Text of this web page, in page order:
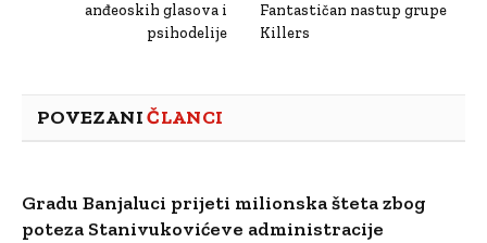
anđeoskih glasova i
psihodelije
Fantastičan nastup grupe
Killers
POVEZANIČLANCI
Gradu Banjaluci prijeti milionska šteta zbog
poteza Stanivukovićeve administracije